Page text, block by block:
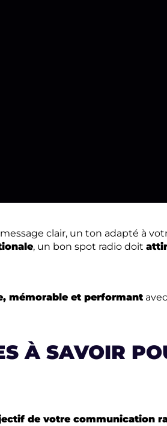
clair, un ton adapté à
, un bon spot radio doit
mémorable et performantavec
À SAVOIR
de votre communication